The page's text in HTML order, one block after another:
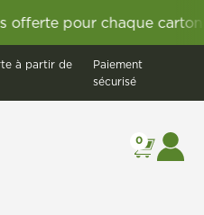
pour chaque carton
à partir de
Paiement
sécurisé
0